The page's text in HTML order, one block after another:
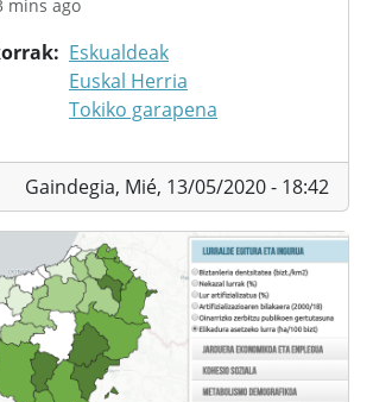
mins ago
Eskualdeak
Euskal Herria
Tokiko garapena
Gaindegia, Mié, 13/05/2020 - 18:42